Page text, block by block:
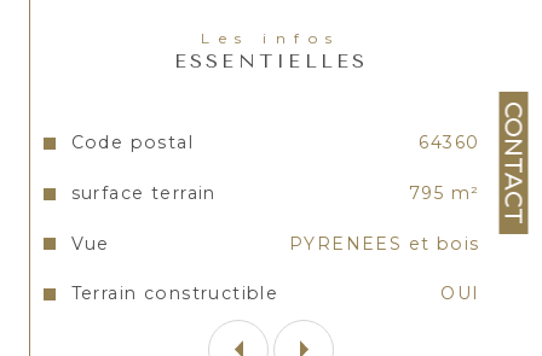
CONTACT
Les infos
ESSENTIELLES
Caractéristiques Valeurs
Code postal 64360
surface terrain 795 m²
Vue PYRENEES et bois
Terrain constructible OUI